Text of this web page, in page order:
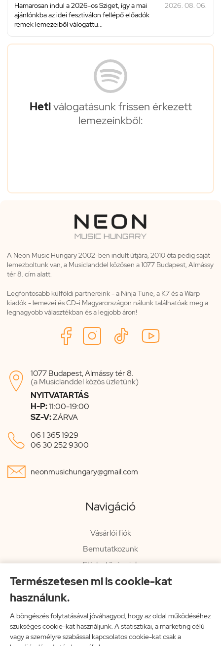
Természetesen mi is cookie-kat
használunk.
A böngészés folytatásával jóváhagyod, hogy az oldal működéséhez
szükséges cookie-kat használjunk. A statisztikai, a marketing célú
vagy a személyre szabással kapcsolatos cookie-kat csak a
Hamarosan indul a 2026-os Sziget, így a mai
ajánlónkba az idei fesztiválon fellépő előadók
remek lemezeiből válogattu...
2026. 08. 06.
Hetiválogatásunk frissen érkezett
lemezeinkből:
A Neon Music Hungary 2002-ben indult útjára, 2010 óta pedig saját
lemezboltunk van, a Musiclanddel közösen a 1077 Budapest, Almássy
tér 8. cím alatt.
Legfontosabb külföldi partnereink - a Ninja Tune, a K7 és a Warp
kiadók - lemezei és CD-i Magyarországon nálunk találhatóak meg a
legnagyobb választékban és a legjobb áron!

1077 Budapest, Almássy tér 8.
(a Musiclanddel közös üzletünk)
NYITVATARTÁS
H-P:11:00-19:00
SZ-V:ZÁRVA
 06 1 365 1929
06 30 252 9300
 neonmusichungary@gmail.com
Navigáció
Vásárlói fiók
Bemutatkozunk
Elérhetőségeink
Hírlevél
Impresszum
Vissza a főoldalra